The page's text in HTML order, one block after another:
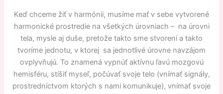
Keď chceme žiť v harmónii, musíme mať v sebe vytvorené
harmonické prostredie na všetkých úrovniach – na úrovni
tela, mysle aj duše, pretože takto sme stvorení a takto
tvoríme jednotu, v ktorej sa jednotlivé úrovne navzájom
ovplyvňujú. To znamená vypnúť aktívnu ľavú mozgovú
hemisféru, stíšiť myseľ, počúvať svoje telo (vnímať signály,
prostredníctvom ktorých s nami komunikuje), vnímať svoje